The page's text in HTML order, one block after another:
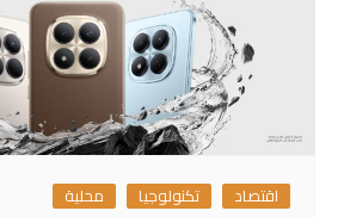
اقتصاد تكنولوجيا محلية